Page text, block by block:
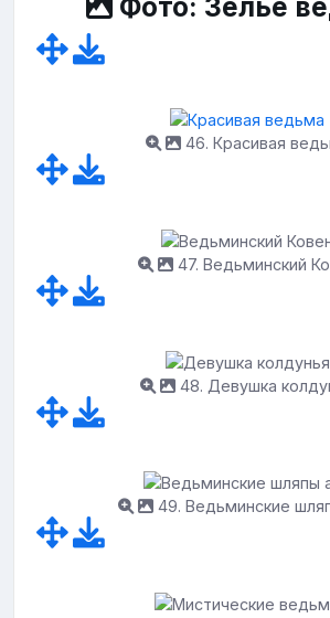
46. Красивая
47. Ведьминский
48. Девушка
49. Ведьминские